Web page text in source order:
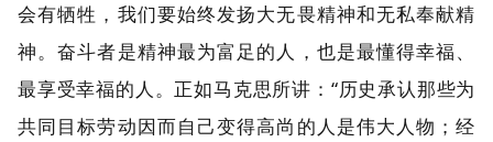
会有牺牲，我们要始终发扬大无畏精神和无私奉献精
神。奋斗者是精神最为富足的人，也是最懂得幸福、
最享受幸福的人。正如马克思所讲：“历史承认那些为
共同目标劳动因而自己变得高尚的人是伟大人物；经